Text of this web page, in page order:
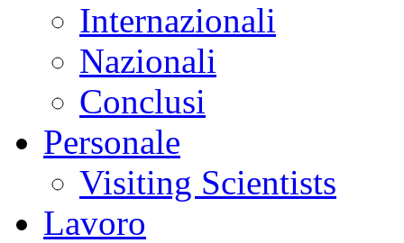
Internazionali
Nazionali
Conclusi
Personale
Visiting Scientists
Lavoro